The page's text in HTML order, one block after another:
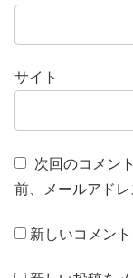
サイト
次回のコメン
前、メールアドレ
新しいコメン